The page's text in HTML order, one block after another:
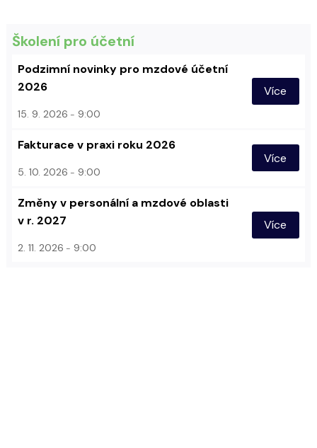
Školení pro účetní
Podzimní novinky pro mzdové účetní
2026
15. 9. 2026 9:00
Více
Fakturace v praxi roku 2026
5. 10. 2026 9:00
Více
Změny v personální a mzdové oblasti
v r. 2027
2. 11. 2026 9:00
Více